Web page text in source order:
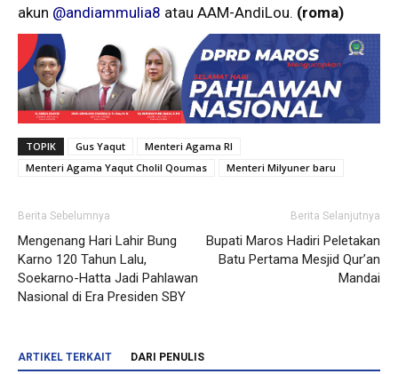
akun @andiammulia8 atau AAM-AndiLou. (roma)
TOPIK Gus Yaqut
Menteri Agama RI
Menteri Agama Yaqut Cholil Qoumas
Menteri Milyuner baru
Berita Sebelumnya
Mengenang Hari Lahir Bung
Karno 120 Tahun Lalu,
Soekarno-Hatta Jadi Pahlawan
Nasional di Era Presiden SBY
Berita Selanjutnya
Bupati Maros Hadiri Peletakan
Batu Pertama Mesjid Qur’an
Mandai
ARTIKEL TERKAIT DARI PENULIS